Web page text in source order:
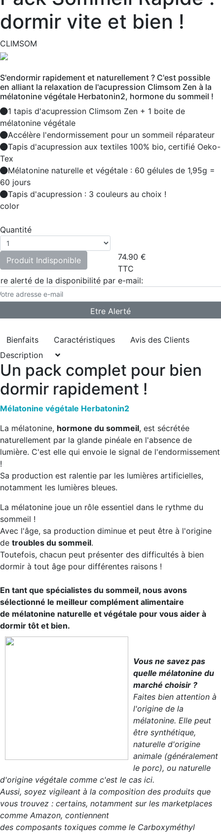
dormir vite et bien !
CLIMSOM
S'endormir rapidement et naturellement ? C'est possible
en alliant la relaxation de l'acupression Climsom Zen à la
mélatonine végétale Herbatonin2, hormone du sommeil !
1 tapis d'acupression Climsom Zen + 1 boite de
mélatonine végétale
Accélère l'endormissement pour un sommeil réparateur
Tapis d'acupression aux textiles 100% bio, certifié Oeko-
Tex
Mélatonine naturelle et végétale : 60 gélules de 1,95g =
60 jours
Tapis d'acupression : 3 couleurs au choix !
color
Quantité
Produit Indisponible 74.90 €
TTC
alerté de la disponibilité par e-mail:
Bienfaits Caractéristiques
Avis des Clients
Description
Un pack complet pour bien
dormir rapidement !
Mélatonine végétale Herbatonin2
La mélatonine, hormone du sommeil, est sécrétée
naturellement par la glande pinéale en l'absence de
lumière. C'est elle qui envoie le signal de l'endormissement
!
Sa production est ralentie par les lumières artificielles,
notamment les lumières bleues.
La mélatonine joue un rôle essentiel dans le rythme du
sommeil !
Avec l'âge, sa production diminue et peut être à l'origine
de troubles du sommeil.
Toutefois, chacun peut présenter des difficultés à bien
dormir à tout âge pour différentes raisons !
En tant que spécialistes du sommeil, nous avons
sélectionné le meilleur complément alimentaire
de mélatonine naturelle et végétale pour vous aider à
dormir tôt et bien.
Vous ne savez pas
quelle mélatonine du
marché choisir ?
Faites bien attention à
l'origine de la
mélatonine. Elle peut
être synthétique,
naturelle d'origine
animale (généralement
le porc), ou naturelle
d'origine végétale comme c'est le cas ici.
Aussi, soyez vigileant à la composition des produits que
vous trouvez : certains, notamment sur les marketplaces
comme Amazon, contiennent
des composants toxiques comme le Carboxyméthyl